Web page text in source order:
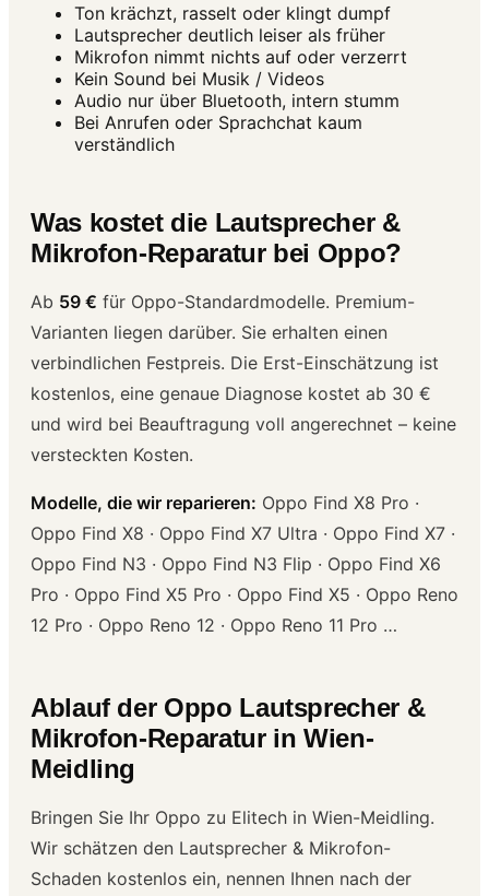
Ton krächzt, rasselt oder klingt dumpf
Lautsprecher deutlich leiser als früher
Mikrofon nimmt nichts auf oder verzerrt
Kein Sound bei Musik / Videos
Audio nur über Bluetooth, intern stumm
Bei Anrufen oder Sprachchat kaum
verständlich
Was kostet die Lautsprecher &
Mikrofon-Reparatur bei Oppo?
Ab 59 € für Oppo-Standardmodelle. Premium-
Varianten liegen darüber. Sie erhalten einen
verbindlichen Festpreis. Die Erst-Einschätzung ist
kostenlos, eine genaue Diagnose kostet ab 30 €
und wird bei Beauftragung voll angerechnet – keine
versteckten Kosten.
Modelle, die wir reparieren: Oppo Find X8 Pro ·
Oppo Find X8 · Oppo Find X7 Ultra · Oppo Find X7 ·
Oppo Find N3 · Oppo Find N3 Flip · Oppo Find X6
Pro · Oppo Find X5 Pro · Oppo Find X5 · Oppo Reno
12 Pro · Oppo Reno 12 · Oppo Reno 11 Pro …
Ablauf der Oppo Lautsprecher &
Mikrofon-Reparatur in Wien-
Meidling
Bringen Sie Ihr Oppo zu Elitech in Wien-Meidling.
Wir schätzen den Lautsprecher & Mikrofon-
Schaden kostenlos ein, nennen Ihnen nach der